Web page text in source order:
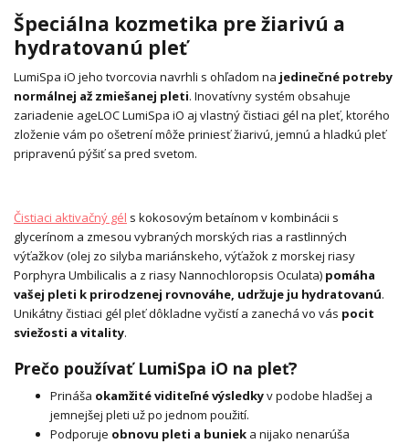
Špeciálna kozmetika pre žiarivú a
hydratovanú pleť
LumiSpa iO jeho tvorcovia navrhli s ohľadom na jedinečné potreby
normálnej až zmiešanej pleti. Inovatívny systém obsahuje
zariadenie ageLOC LumiSpa iO aj vlastný čistiaci gél na pleť, ktorého
zloženie vám po ošetrení môže priniesť žiarivú, jemnú a hladkú pleť
pripravenú pýšiť sa pred svetom.
Čistiaci aktivačný gél s kokosovým betaínom v kombinácii s
glycerínom a zmesou vybraných morských rias a rastlinných
výťažkov (olej zo silyba mariánskeho, výťažok z morskej riasy
Porphyra Umbilicalis a z riasy Nannochloropsis Oculata) pomáha
vašej pleti k prirodzenej rovnováhe, udržuje ju hydratovanú.
Unikátny čistiaci gél pleť dôkladne vyčistí a zanechá vo vás pocit
sviežosti a vitality.
Prečo používať LumiSpa iO na pleť?
Prináša okamžité viditeľné výsledkyv podobe hladšej a
jemnejšej pleti už po jednom použití.
Podporuje obnovu pleti a buniek a nijako nenarúša